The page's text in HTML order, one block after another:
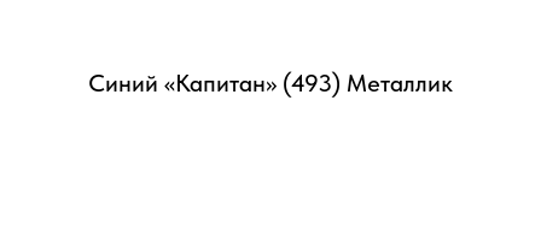
Синий «Капитан» (493) Металлик